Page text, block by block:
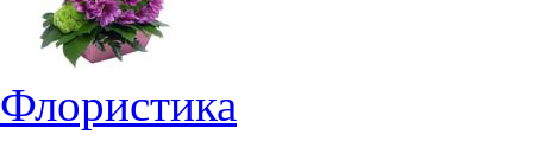
Флористика